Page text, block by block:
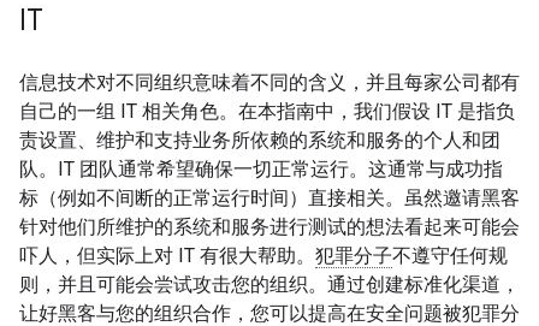
IT
信息技术对不同组织意味着不同的含义，并且每家公司都有
自己的一组 IT 相关角色。在本指南中，我们假设 IT 是指负
责设置、维护和支持业务所依赖的系统和服务的个人和团
队。IT 团队通常希望确保一切正常运行。这通常与成功指
标（例如不间断的正常运行时间）直接相关。虽然邀请黑客
针对他们所维护的系统和服务进行测试的想法看起来可能会
吓人，但实际上对 IT 有很大帮助。 犯罪分子不遵守任何规
则，并且可能会尝试攻击您的组织。通过创建标准化渠道，
让好黑客与您的组织合作，您可以提高在安全问题被犯罪分